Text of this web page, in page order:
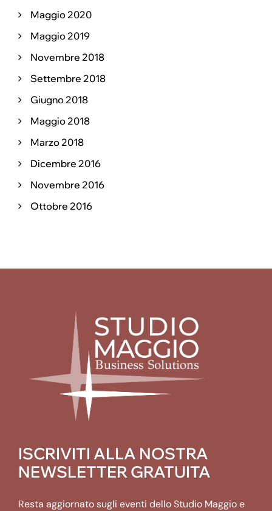
Maggio 2020
Maggio 2019
Novembre 2018
Settembre 2018
Giugno 2018
Maggio 2018
Marzo 2018
Dicembre 2016
Novembre 2016
Ottobre 2016
ISCRIVITI ALLA NOSTRA
NEWSLETTER GRATUITA
Resta aggiornato sugli eventi dello Studio Maggio e